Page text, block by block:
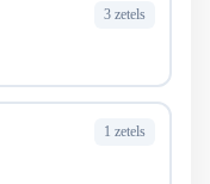
3 zetels
1 zetels